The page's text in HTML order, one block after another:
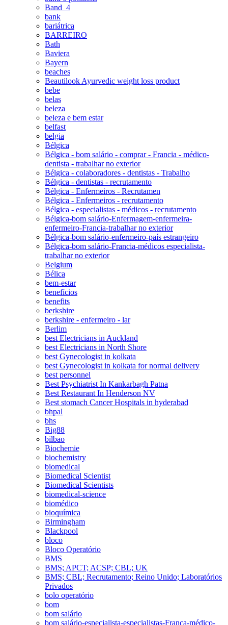
Band_4
bank
bariátrica
BARREIRO
Bath
Baviera
Bayern
beaches
Beautilook Ayurvedic weight loss product
bebe
belas
beleza
beleza e bem estar
belfast
belgia
Bélgica
Bélgica - bom salário - comprar - Francia - médico-
dentista - trabalhar no exterior
Bélgica - colaboradores - dentistas - Trabalho
Bélgica - dentistas - recrutamento
Bélgica - Enfermeiros - Recrutamen
Bélgica - Enfermeiros - recrutamento
Bélgica - especialistas - médicos - recrutamento
Bélgica-bom salário-Enfermagem-enfermeira-
enfermeiro-Francia-trabalhar no exterior
Bélgica-bom salário-enfermeiro-país estrangeiro
Bélgica-bom salário-Francia-médicos especialista-
trabalhar no exterior
Belgium
Bélica
bem-estar
benefícios
benefits
berkshire
berkshire - enfermeiro - lar
Berlim
best Electricians in Auckland
best Electricians in North Shore
best Gynecologist in kolkata
best Gynecologist in kolkata for normal delivery
best personnel
Best Psychiatrist In Kankarbagh Patna
Best Restaurant In Henderson NV
Best stomach Cancer Hospitals in hyderabad
bhpal
bhs
Big88
bilbao
Biochemie
biochemistry
biomedical
Biomedical Scientist
Biomedical Scientists
biomedical-science
biomédico
bioquímica
Birmingham
Blackpool
bloco
Bloco Operatório
BMS
BMS; APCT; ACSP; CBL; UK
BMS; CBL; Recrutamento; Reino Unido; Laboratórios
Privados
bolo operatório
bom
bom salário
bom salário-especialista-especialistas-França-médico-